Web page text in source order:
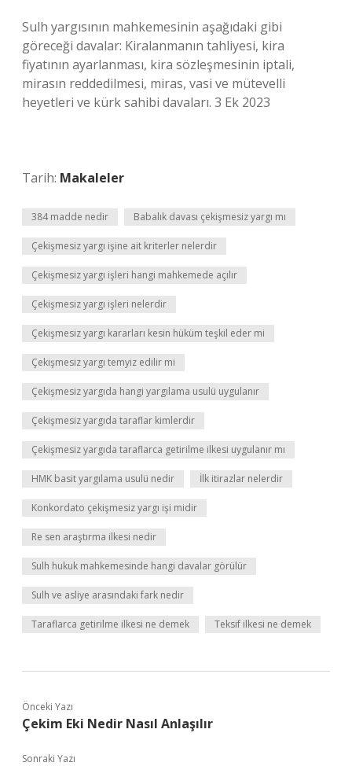
Sulh yargısının mahkemesinin aşağıdaki gibi
göreceği davalar: Kiralanmanın tahliyesi, kira
fiyatının ayarlanması, kira sözleşmesinin iptali,
mirasın reddedilmesi, miras, vasi ve mütevelli
heyetleri ve kürk sahibi davaları. 3 Ek 2023
Tarih: Makaleler
384 madde nedir Babalık davası çekişmesiz yargı mı
Çekişmesiz yargı işine ait kriterler nelerdir
Çekişmesiz yargı işleri hangi mahkemede açılır
Çekişmesiz yargı işleri nelerdir
Çekişmesiz yargı kararları kesin hüküm teşkil eder mi
Çekişmesiz yargı temyiz edilir mi
Çekişmesiz yargıda hangi yargılama usulü uygulanır
Çekişmesiz yargıda taraflar kimlerdir
Çekişmesiz yargıda taraflarca getirilme ilkesi uygulanır mı
HMK basit yargılama usulü nedir İlk itirazlar nelerdir
Konkordato çekişmesiz yargı işi midir
Re sen araştırma ilkesi nedir
Sulh hukuk mahkemesinde hangi davalar görülür
Sulh ve asliye arasındaki fark nedir
Taraflarca getirilme ilkesi ne demek Teksif ilkesi ne demek
Önceki Yazı
Çekim Eki Nedir Nasıl Anlaşılır
Sonraki Yazı